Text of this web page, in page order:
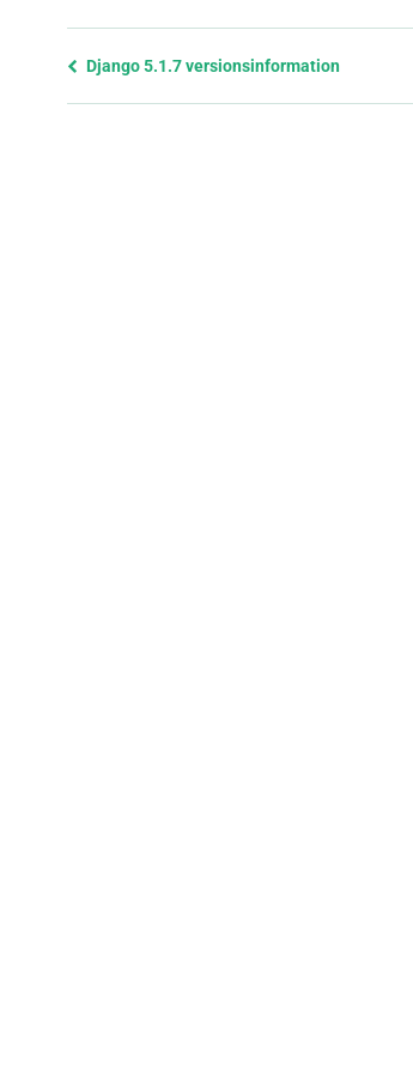
Föregående
Django 5.1.7 versionsinformation